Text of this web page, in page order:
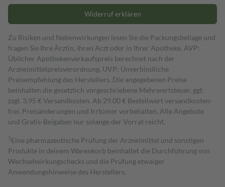
Widerruf erklären
Zu Risiken und Nebenwirkungen lesen Sie die Packungsbeilage und
fragen Sie Ihre Ärztin, Ihren Arzt oder in Ihrer Apotheke. AVP:
Üblicher Apothekenverkaufspreis berechnet nach der
Arzneimittelpreisverordnung. UVP: Unverbindliche
Preisempfehlung des Herstellers. Die angegebenen Preise
beinhalten die gesetzlich vorgeschriebene Mehrwertsteuer, ggf.
zzgl. 3,95 € Versandkosten. Ab 29,00 € Bestell­wert versand­kosten­
frei. Preisänderungen und Irrtümer vorbehalten. Alle Angebote
und Gratis-Beigaben nur solange der Vorrat reicht.
1 Eine pharmazeutische Prüfung der Arzneimittel und sonstigen
Produkte in deinem Warenkorb beinhaltet die Durchführung von
Wechselwirkungschecks und die Prüfung etwaiger
Anwendungshinweise des Herstellers.